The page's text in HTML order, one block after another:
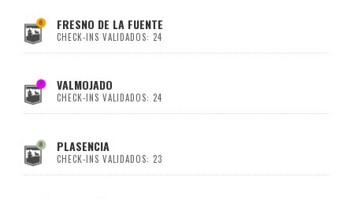
FRESNO DE LA FUENTE
CHECK-INS VALIDADOS: 24
VALMOJADO
CHECK-INS VALIDADOS: 24
PLASENCIA
CHECK-INS VALIDADOS: 23